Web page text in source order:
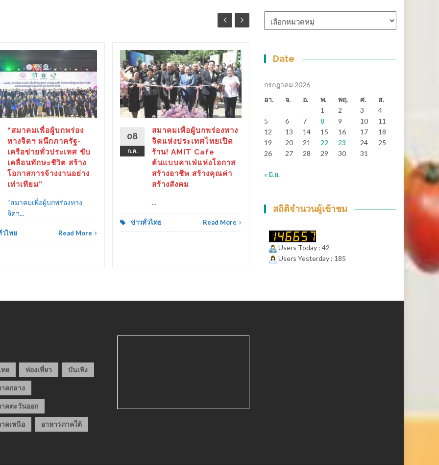
“สมาคมเพื่อผู้บกพร่อง
ทางจิตฯ ผนึกภาครัฐ-
เครือข่ายทั่วประเทศ ขับ
เคลื่อนทักษะชีวิต สร้าง
โอกาสการจ้างงานอย่าง
เท่าเทียม”
“สมาคมเพื่อผู้บกพร่องทาง
จิตฯ...
วไทย Read More
08
ก.ค.
สมาคมเพื่อผู้บกพร่องทาง
จิตแห่งประเทศไทยเปิด
ร้าน! AMIT Cafe
ต้นแบบคาเฟ่แห่งโอกาส
สร้างอาชีพ สร้างคุณค่า
สร้างสังคม
...
ข่าวทั่วไทย Read More
มิ.ย.
เงินสะพัดกว่า 288 ล้าน
ช้างเกมส์”
สุราษฎร์ธานี-“ตาปีเกมส์ 69”
ปิดฉากยิ่งใหญ่...
ข่าวทั่วไทย Read More
ข่าวทั่
หมู่
Date
กรกฎาคม 2026
อา.
จ. อ. พ. พฤ. ศ.
ส.
1
2 3
4
5
6 7 8 9 10
11
12
13 14 15 16 17
18
19
20 21 22 23 24
25
26
27 28 29 30 31
« มิ.ย.
สถิติจำนวนผู้เข้าชม
Users Today : 42
Users Yesterday : 185
ย ท่องเที่ยว บันเทิง
คกลาง
คตะวันออก
คเหนือ อาหารภาคใต้